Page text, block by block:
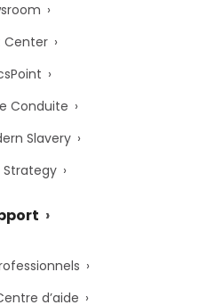
Center
Conduite
Slavery
Strategy
d’aide